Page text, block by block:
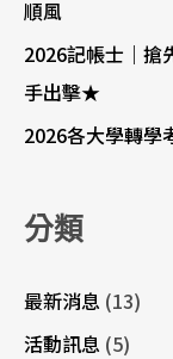
順風
2026記帳士｜
手出擊★
2026各大學轉學
分類
最新消息 (13)
活動訊息 (5)